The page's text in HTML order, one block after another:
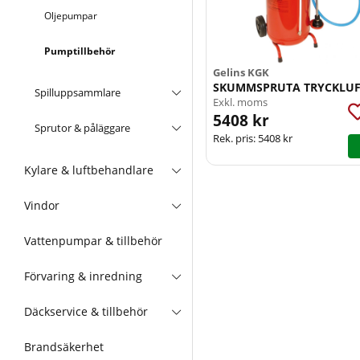
Oljepumpar
Pumptillbehör
Spilluppsammlare
Sprutor & påläggare
Kylare & luftbehandlare
Vindor
Vattenpumpar & tillbehör
Förvaring & inredning
Däckservice & tillbehör
Brandsäkerhet
Gelins KGK
SKUMMSPRUTA
Exkl. moms
5408 kr
Rek. pris: 5408 kr